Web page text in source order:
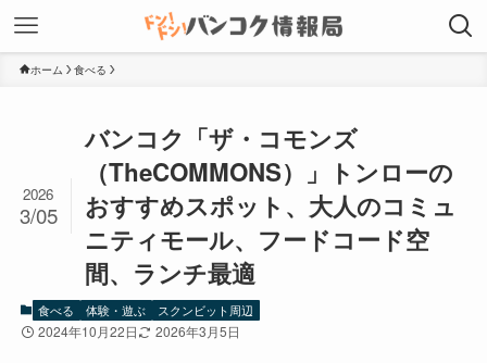
ホーム 食べる
バンコク「ザ・コモンズ
（TheCOMMONS）」トンローの
おすすめスポット、大人のコミュ
ニティモール、フードコード空
間、ランチ最適
2026
3/05
食べる 体験・遊ぶ スクンビット周辺
2024年10月22日 2026年3月5日